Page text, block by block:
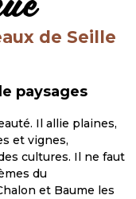
de Seille
paysages
Il allie plaines,
et vignes,
cultures. Il ne faut
du
et Baume les